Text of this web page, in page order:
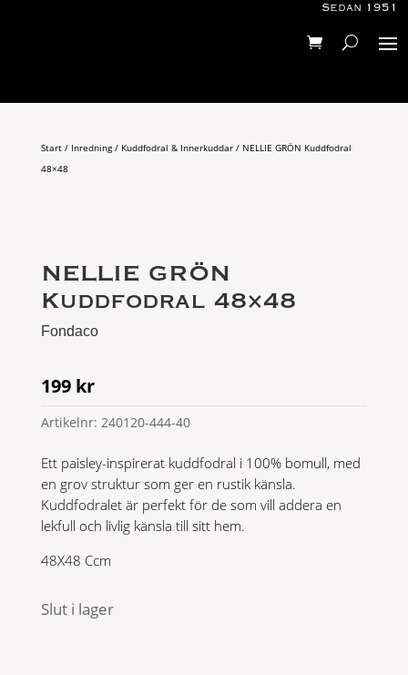
Sedan 1951
Start/ Inredning/ Kuddfodral & Innerkuddar/ NELLIE GRÖN Kuddfodral
48×48
NELLIE GRÖN
Kuddfodral 48×48
Fondaco
199 kr
Artikelnr: 240120-444-40
Ett paisley-inspirerat kuddfodral i 100% bomull, med
en grov struktur som ger en rustik känsla.
Kuddfodralet är perfekt för de som vill addera en
lekfull och livlig känsla till sitt hem.
48X48 Ccm
Slut i lager